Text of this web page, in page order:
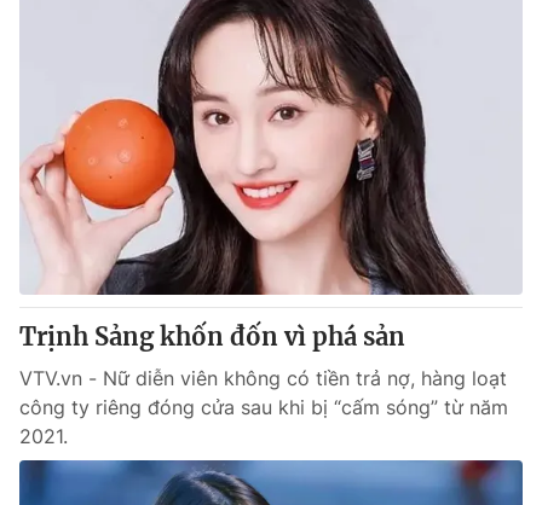
Chất lượng cuộc sống
Học trực tuyến
Công nghệ
Hitech Công nghệ tương lai
Sản phẩm
Thị trường
Tư vấn
Giao lưu trực tuyến
Lịch phát sóng
Chuyên mục khác
Emagazine Podcast
Photo
Trịnh Sảng khốn đốn vì phá sản
VTV.vn - Nữ diễn viên không có tiền trả nợ, hàng loạt
công ty riêng đóng cửa sau khi bị “cấm sóng” từ năm
2021.